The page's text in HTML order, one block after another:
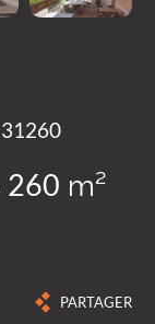
31260
260 m²
PARTAGER